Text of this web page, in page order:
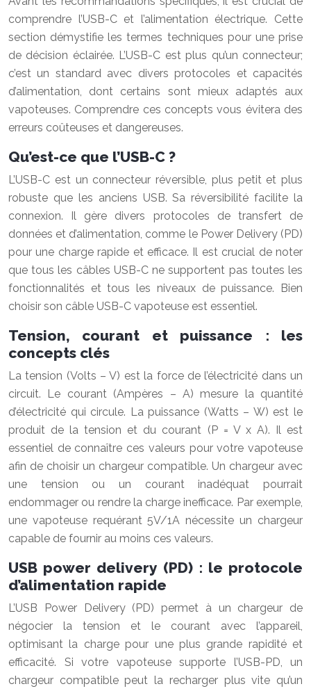
comprendre l’USB-C et l’alimentation électrique. Cette
section démystifie les termes techniques pour une prise
de décision éclairée. L’USB-C est plus qu’un connecteur;
c’est un standard avec divers protocoles et capacités
d’alimentation, dont certains sont mieux adaptés aux
vapoteuses. Comprendre ces concepts vous évitera des
erreurs coûteuses et dangereuses.
Qu’est-ce que l’USB-C ?
L’USB-C est un connecteur réversible, plus petit et plus
robuste que les anciens USB. Sa réversibilité facilite la
connexion. Il gère divers protocoles de transfert de
données et d’alimentation, comme le Power Delivery (PD)
pour une charge rapide et efficace. Il est crucial de noter
que tous les câbles USB-C ne supportent pas toutes les
fonctionnalités et tous les niveaux de puissance. Bien
choisir son câble USB-C vapoteuse est essentiel.
Tension, courant et puissance : les
concepts clés
La tension (Volts – V) est la force de l’électricité dans un
circuit. Le courant (Ampères – A) mesure la quantité
d’électricité qui circule. La puissance (Watts – W) est le
produit de la tension et du courant (P = V x A). Il est
essentiel de connaître ces valeurs pour votre vapoteuse
afin de choisir un chargeur compatible. Un chargeur avec
une tension ou un courant inadéquat pourrait
endommager ou rendre la charge inefficace. Par exemple,
une vapoteuse requérant 5V/1A nécessite un chargeur
capable de fournir au moins ces valeurs.
USB power delivery (PD) : le protocole
d’alimentation rapide
L’USB Power Delivery (PD) permet à un chargeur de
négocier la tension et le courant avec l’appareil,
optimisant la charge pour une plus grande rapidité et
efficacité. Si votre vapoteuse supporte l’USB-PD, un
chargeur compatible peut la recharger plus vite qu’un